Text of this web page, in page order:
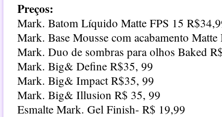
Preços:
Mark. Batom Líquido Matte FPS 15
Mark. Base Mousse com acabamento
Mark. Duo de sombras para olhos Baked
Mark. Big& Define R$35, 99
Mark. Big& Impact R$35, 99
Mark. Big& Illusion R$ 35, 99
Esmalte Mark. Gel Finish- R$ 19,99